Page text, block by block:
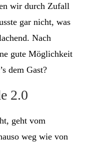
wir durch Zufall
gar nicht, was
Nach
gute Möglichkeit
dem Gast?
2.0
geht vom
weg wie von